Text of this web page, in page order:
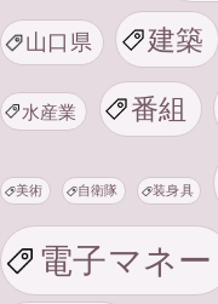
山口県 建築
水産業 番組
美術 自衛隊 装身具
電子マネー